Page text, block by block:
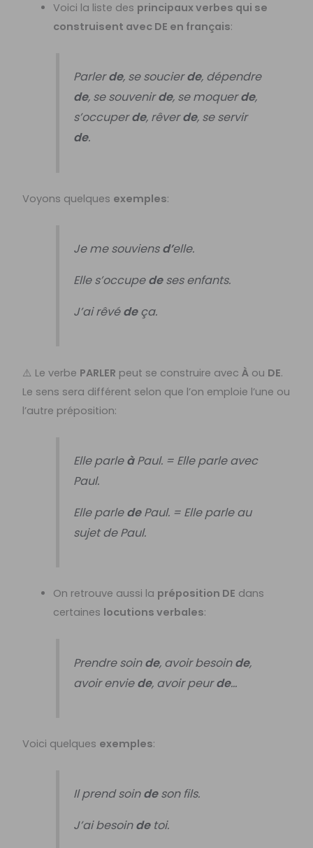
Voici la liste des principaux verbes qui se
construisent avec DE en français:
Parlerde, se soucierde, dépendre
de, se souvenirde, se moquerde,
s’occuperde, rêverde, se servir
de.
Voyons quelques exemples:
Je me souviensd’elle.
Elle s’occupedeses enfants.
J’ai rêvédeça.
⚠️ Le verbe PARLER peut se construire avecÀ ou DE.
Le sens sera différent selon que l’on emploie l’une ou
l’autre préposition:
Elle parleàPaul. = Elle parle avec
Paul.
Elle parledePaul. = Elle parle au
sujet de Paul.
On retrouve aussi la préposition DE dans
certaines locutions verbales:
Prendre soinde, avoir besoinde,
avoir enviede, avoir peurde…
Voici quelques exemples:
Il prend soindeson fils.
J’ai besoindetoi.